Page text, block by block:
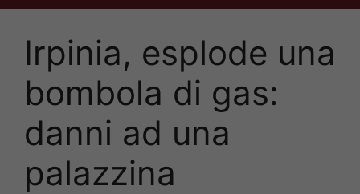
Irpinia, esplode una
bombola di gas:
danni ad una
palazzina